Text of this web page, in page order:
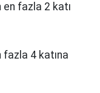
en fazla 2 katı
fazla 4 katına